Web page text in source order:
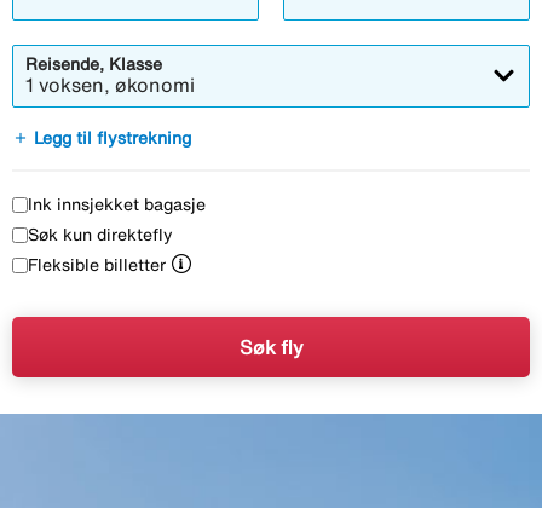
Reisende, Klasse
1 voksen, økonomi
add Legg til flystrekning
Ink innsjekket bagasje
Søk kun direktefly
Fleksible billetter
Søk fly